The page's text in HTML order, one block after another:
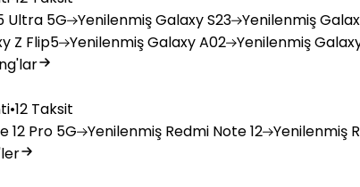
Ultra 5G YenilenmişGalaxy S23 Yenilenmiş
Z Flip5 YenilenmişGalaxy A02 Yenilenmiş
•12 Taksit
12 Pro 5G Yenilenmiş Redmi Note 12 Yenilenmiş